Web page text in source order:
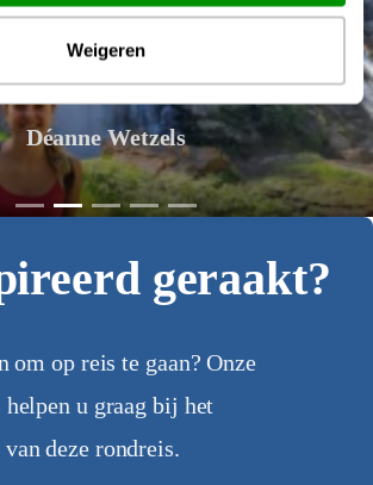
Weigeren
Déanne Wetzels
geraakt?
op reis te gaan? Onze
u graag bij het
deze rondreis.